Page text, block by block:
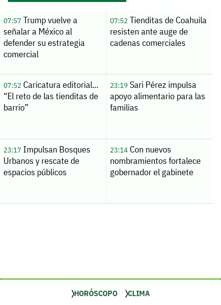
07:57Trump vuelve a
señalar a México al
defender su estrategia
comercial
07:52Tienditas de Coahuila
resisten ante auge de
cadenas comerciales
07:52Caricatura editorial...
“El reto de las tienditas de
barrio”
23:19Sari Pérez impulsa
apoyo alimentario para las
familias
23:17Impulsan Bosques
Urbanos y rescate de
espacios públicos
23:14Con nuevos
nombramientos fortalece
gobernador el gabinete
HORÓSCOPO CLIMA